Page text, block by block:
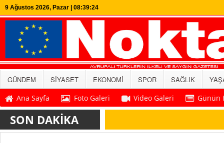
9 Ağustos 2026, Pazar | 08:39:24
GÜNDEM SİYASET EKONOMİ SPOR SAĞLIK
Ana Sayfa
Foto Galeri Video Galeri Günün
SON DAKİKA